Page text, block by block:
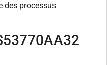
des processus